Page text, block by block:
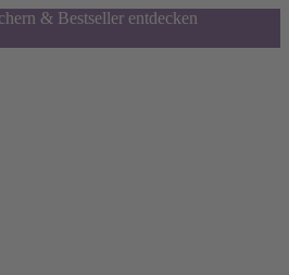
& Bestseller entdecken